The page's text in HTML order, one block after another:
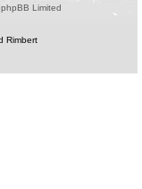
Limited
Rimbert